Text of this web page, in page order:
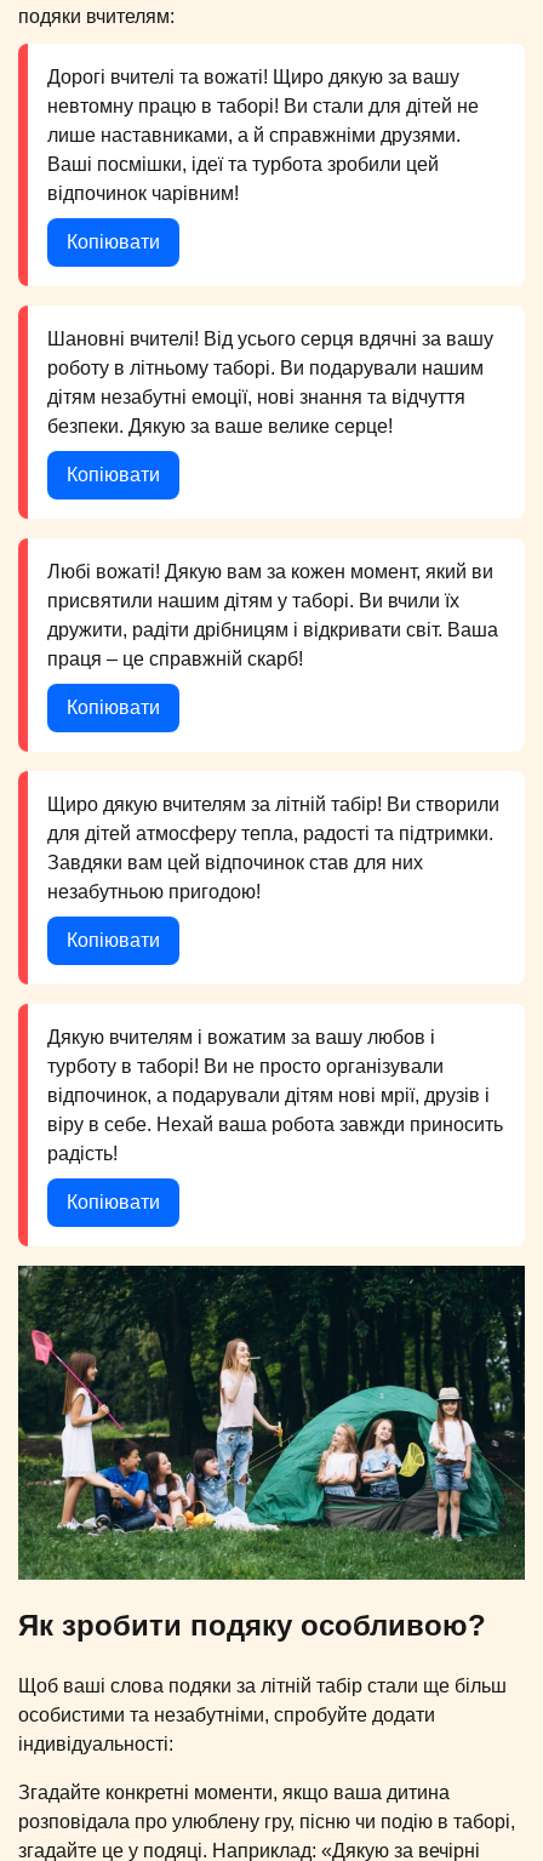
подяки вчителям:
Дорогі вчителі та вожаті! Щиро дякую за вашу
невтомну працю в таборі! Ви стали для дітей не
лише наставниками, а й справжніми друзями.
Ваші посмішки, ідеї та турбота зробили цей
відпочинок чарівним!
Копіювати
Шановні вчителі! Від усього серця вдячні за вашу
роботу в літньому таборі. Ви подарували нашим
дітям незабутні емоції, нові знання та відчуття
безпеки. Дякую за ваше велике серце!
Копіювати
Любі вожаті! Дякую вам за кожен момент, який ви
присвятили нашим дітям у таборі. Ви вчили їх
дружити, радіти дрібницям і відкривати світ. Ваша
праця – це справжній скарб!
Копіювати
Щиро дякую вчителям за літній табір! Ви створили
для дітей атмосферу тепла, радості та підтримки.
Завдяки вам цей відпочинок став для них
незабутньою пригодою!
Копіювати
Дякую вчителям і вожатим за вашу любов і
турботу в таборі! Ви не просто організували
відпочинок, а подарували дітям нові мрії, друзів і
віру в себе. Нехай ваша робота завжди приносить
радість!
Копіювати
Як зробити подяку особливою?
Щоб ваші слова подяки за літній табір стали ще більш
особистими та незабутніми, спробуйте додати
індивідуальності:
Згадайте конкретні моменти, якщо ваша дитина
розповідала про улюблену гру, пісню чи подію в таборі,
згадайте це у подяці. Наприклад: «Дякую за вечірні